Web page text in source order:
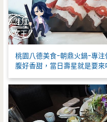
桃園八德美食-朝鼎火鍋-專注
腹好香甜，當日壽星就是要來